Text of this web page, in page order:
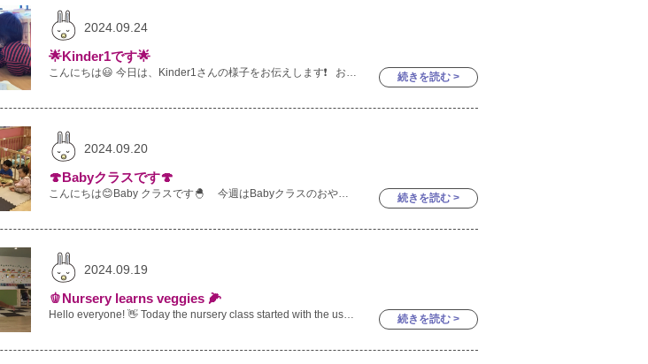
2024.09.24
🌟Kinder1です🌟
こんにちは😃 今日は、Kinder1さんの様子をお伝えします❗️ お友だち同士で新幹線を作っている所、、、🚄✨ 折 続きを読む >
2024.09.20
🍄Babyクラスです🍄
こんにちは😊Baby クラスです🐣 今週はBabyクラスのおやつや給食の様子をお届けいたします🌟 Babyクラ 続きを読む >
2024.09.19
🫑Nursery learns veggies 🌽
Hello everyone! 👋 Today the nursery class started with the usual introduction! A quick try of 続きを読む >